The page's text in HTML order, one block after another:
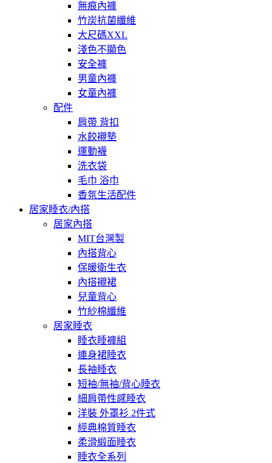
無痕內褲
竹炭抗菌纖維
大尺碼XXL
淺色不顯色
安全褲
男童內褲
女童內褲
配件
肩帶 背扣
水餃襯墊
運動襪
洗衣袋
毛巾 浴巾
香氛生活配件
居家睡衣/內搭
居家內搭
MIT台灣製
內搭背心
保暖衛生衣
內搭襯裙
兒童背心
竹紗棉纖維
居家睡衣
睡衣睡褲組
連身裙睡衣
長袖睡衣
短袖/無袖/背心睡衣
細肩帶性感睡衣
洋裝 外罩衫 2件式
經典棉質睡衣
柔滑緞面睡衣
睡衣全系列